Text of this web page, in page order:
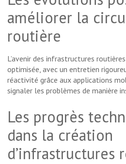
améliorer la
routière
L’avenir des infrastructures
optimisée, avec un entretien
réactivité grâce aux applications
signaler les problèmes de manière
Les progrès
dans la création
d’infrastructures